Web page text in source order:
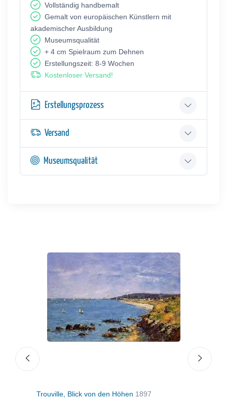
Vollständig handbemalt
Gemalt von europäischen Künstlern mit
akademischer Ausbildung
Museumsqualität
+ 4 cm Spielraum zum Dehnen
Erstellungszeit: 8-9 Wochen
Kostenloser Versand!
Erstellungsprozess
Versand
Museumsqualität
Trouville, Blick von den Höhen 1897